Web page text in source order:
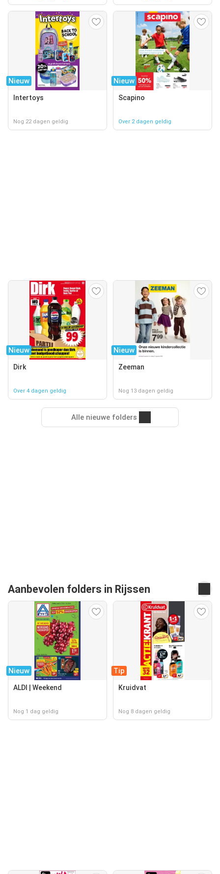
Nieuw
Intertoys
Nog 22 dagen geldig
Nieuw
Scapino
Over 2 dagen geldig
Nieuw
Dirk
Over 4 dagen geldig
Nieuw
Zeeman
Nog 13 dagen geldig
Alle nieuwe folders
Aanbevolen folders in Rijssen
Nieuw
ALDI | Weekend
Nog 1 dag geldig
Tip
Kruidvat
Nog 8 dagen geldig